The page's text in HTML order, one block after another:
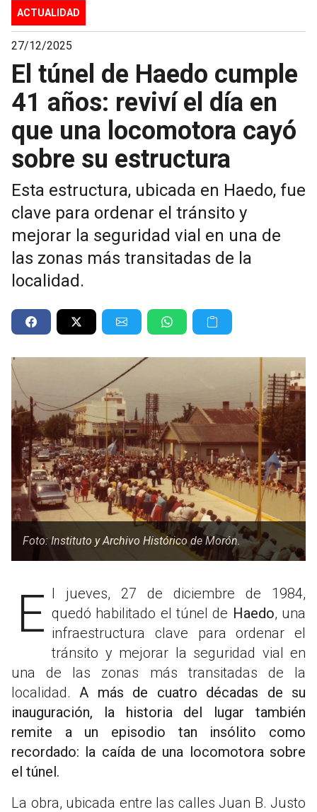
ACTUALIDAD
27/12/2025
El túnel de Haedo cumple
41 años: reviví el día en
que una locomotora cayó
sobre su estructura
Esta estructura, ubicada en Haedo, fue
clave para ordenar el tránsito y
mejorar la seguridad vial en una de
las zonas más transitadas de la
localidad.
Foto: Instituto y Archivo Histórico de Morón.
El jueves, 27 de diciembre de 1984, quedó habilitado el túnel de Haedo, una
infraestructura clave para ordenar el
tránsito y mejorar la seguridad vial en
una de las zonas más transitadas de la
localidad.A más de cuatro décadas de su
inauguración, la historia del lugar también
remite a un episodio tan insólito como
recordado: la caída de una locomotora sobre
el túnel.
La obra, ubicada entre las calles Juan B. Justo